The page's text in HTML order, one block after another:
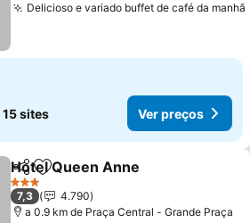
Delicioso e variado buffet de café da manhã
15 sites Ver preços
PartilharAdicionar aos favoritos
Hotel Queen Anne
3 Estrelas
7,3
4.790
a 0.9 km de Praça Central - Grande Praça